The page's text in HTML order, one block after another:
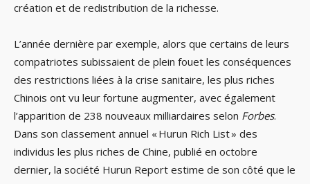
création et de redistribution de la richesse.
L’année dernière par exemple, alors que certains de leurs
compatriotes subissaient de plein fouet les conséquences
des restrictions liées à la crise sanitaire, les plus riches
Chinois ont vu leur fortune augmenter, avec également
l’apparition de 238 nouveaux milliardaires selon Forbes.
Dans son classement annuel « Hurun Rich List » des
individus les plus riches de Chine, publié en octobre
dernier, la société Hurun Report estime de son côté que le